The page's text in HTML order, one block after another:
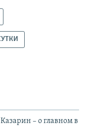
– о главном в